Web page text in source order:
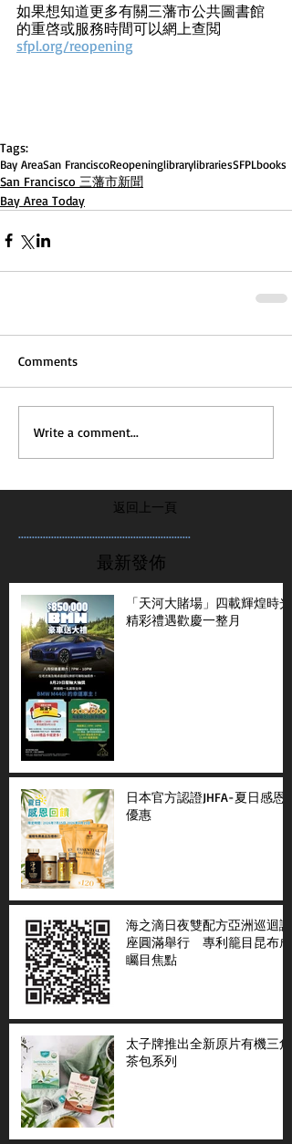
如果想知道更多有關三藩市公共圖書館
的重啓或服務時間可以網上查閲
sfpl.org/reopening
Tags:
Bay AreaSan FranciscoReopeninglibrarylibrariesSFPLbooks
San Francisco 三藩市新聞
Bay Area Today
Comments
Write a comment...
返回上一頁
...............................................................
最新發佈
「天河大賭場」四載輝煌時光
精彩禮遇歡慶一整月
日本官方認證JHFA-夏日感恩
優惠
海之滴日夜雙配方亞洲巡迴講
座圓滿舉行 專利籠目昆布成
矚目焦點
太子牌推出全新原片有機三角
茶包系列